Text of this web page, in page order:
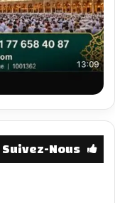
Suivez-Nous